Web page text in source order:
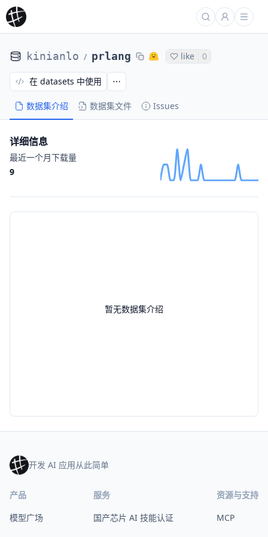
kinianlo / prlang like 0
数据集介绍 数据集文件 Issues
在 datasets 中使用
暂无数据集介绍
详细信息
最近一个月下载量
9
开发 AI 应用从此简单
产品
模型广场
服务
国产芯片 AI 技能认证
资源与支持
MCP